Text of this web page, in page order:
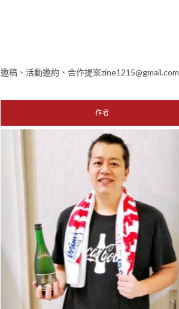
邀稿、活動邀約、合作提案zine1215@gmail.com
作者